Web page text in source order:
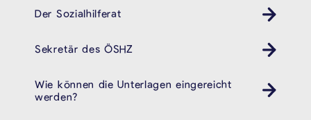
Der Sozialhilferat
Sekretär des ÖSHZ
Wie können die Unterlagen eingereicht
werden?